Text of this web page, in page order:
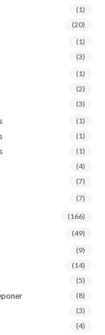
(1)
(20)
(1)
(3)
(1)
(2)
(3)
(1)
(1)
(1)
(4)
(7)
(7)
(166)
(49)
(9)
(14)
(5)
(8)
(3)
(4)